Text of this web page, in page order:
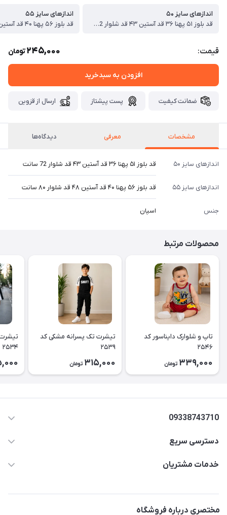
اندازهای سایز ۵۰
قد بلوز ۵۱ پهنا ۳۶ قد آستین ۴۳ قد شلوار 72 سانت
اندازهای سایز ۵۵
قیمت: 245,000تومان
افزودن به سبدخرید
ضمانت کیفیت پست پیشتاز ارسال از قزوین
مشخصات معرفی دیدگاه‌ها
اندازهای سایز ۵۰ قد بلوز ۵۱ پهنا ۳۶ قد آستین ۴۳ قد شلوار 72 سانت
اندازهای سایز ۵۵ قد بلوز ۵۶ پهنا ۴۰ قد آستین ۴۸ قد شلوار ۸۰ سانت
جنس اسپان
محصولات مرتبط
تاپ و شلوارک دایناسور کد
۲۵۴۶
339,000 تومان
تیشرت تک پسرانه مشکی کد
۲۵۳۹
315,000 تومان
۲۵۳۴
09338743710
دسترسی سریع
حساب کاربری
لیست محصولات
خدمات مشتریان
مختصری درباره فروشگاه